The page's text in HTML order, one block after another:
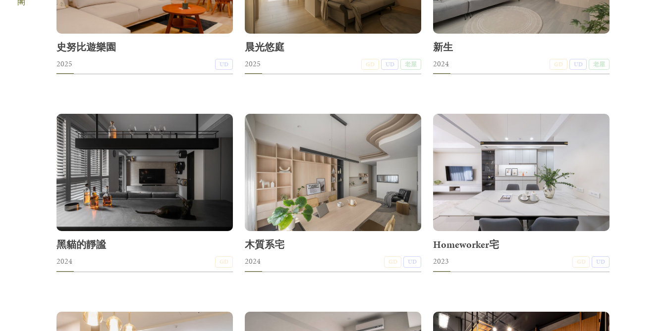
史努比遊樂園
2025 UD
晨光悠庭
2025 GD UD 老屋
新生
2024 GD UD 老屋
黑貓的靜謐
2024 GD
木質系宅
2024 GD UD
Homeworker宅
2023 GD UD